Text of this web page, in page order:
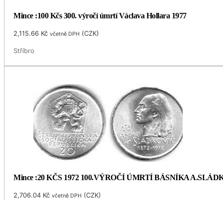
Mince :100 Kčs 300. výročí úmrtí Václava Hollara 1977
2,115.66 Kč včetně DPH (CZK)
Stříbro
Mince :20 KČS 1972 100.VÝROČÍ ÚMRTÍ BÁSNÍKA
2,706.04 Kč včetně DPH (CZK)